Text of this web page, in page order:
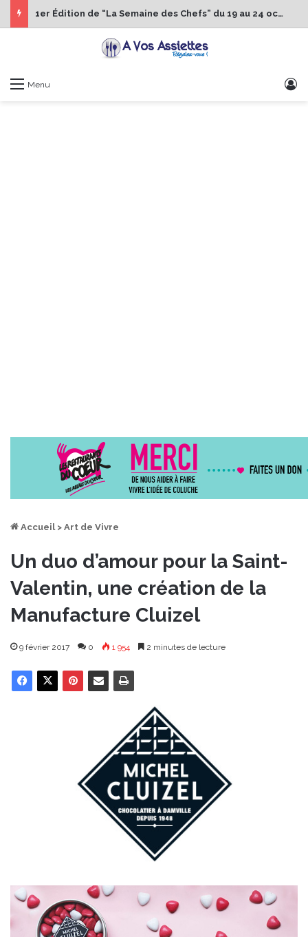
1er Édition de “La Semaine des Chefs” du 19 au 24 octobre 2026
Menu
Accueil > Art de Vivre
Un duo d’amour pour la Saint-
Valentin, une création de la
Manufacture Cluizel
9 février 2017 0 1 954 2 minutes de lecture